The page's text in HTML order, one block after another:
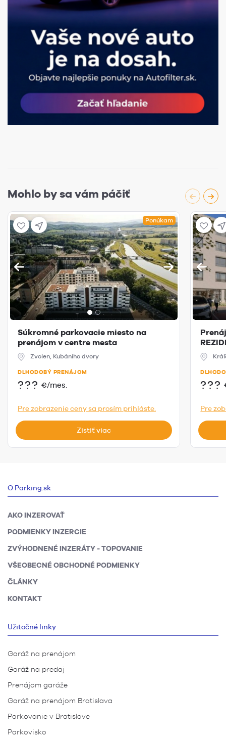
Mohlo by sa vám páčiť
Ponúkam
Súkromné parkovacie miesto na
prenájom v centre mesta
Zvolen, Kubániho dvory
DLHODOBÝ PRENÁJOM
??? €/mes.
Pre zobrazenie ceny sa prosím prihláste.
Zistiť viac
???
Pre
O Parking.sk
AKO INZEROVAŤ
PODMIENKY INZERCIE
ZVÝHODNENÉ INZERÁTY - TOPOVANIE
VŠEOBECNÉ OBCHODNÉ PODMIENKY
ČLÁNKY
KONTAKT
Užitočné linky
Garáž na prenájom
Garáž na predaj
Prenájom garáže
Garáž na prenájom Bratislava
Parkovanie v Bratislave
Parkovisko